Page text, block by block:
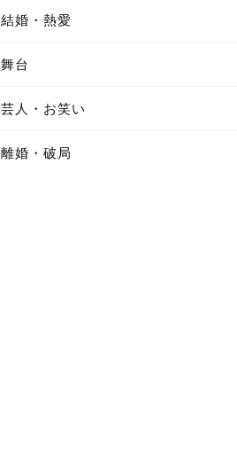
結婚・熱愛
舞台
芸人・お笑い
離婚・破局